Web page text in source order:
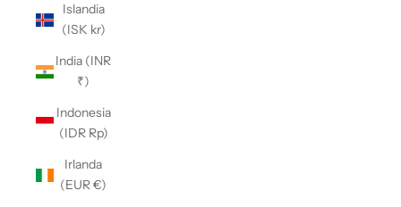
Islandia
(ISK kr)
India (INR
₹)
Indonesia
(IDR Rp)
Irlanda
(EUR €)